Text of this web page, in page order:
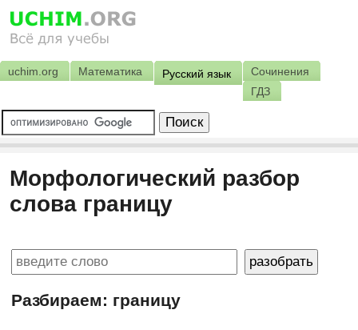
uchim.org Математика Русский язык
Сочинения
ГДЗ
Морфологический разбор
слова границу
Разбираем: границу